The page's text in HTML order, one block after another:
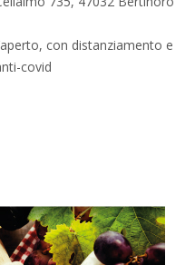
con distanziamento e
covid